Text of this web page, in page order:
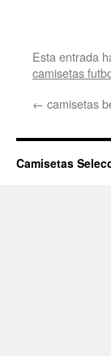
Esta entrada
camisetas
← camisetas
Camisetas